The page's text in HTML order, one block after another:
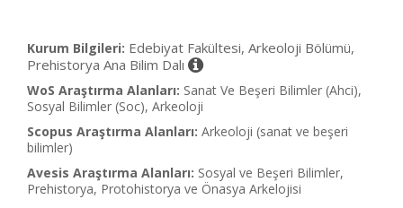
Kurum Bilgileri: Edebiyat Fakültesi, Arkeoloji Bölümü,
Prehistorya Ana Bilim Dalı
WoS Araştırma Alanları: Sanat Ve Beşeri Bilimler (Ahci),
Sosyal Bilimler (Soc), Arkeoloji
Scopus Araştırma Alanları: Arkeoloji (sanat ve beşeri
bilimler)
Avesis Araştırma Alanları: Sosyal ve Beşeri Bilimler,
Prehistorya, Protohistorya ve Önasya Arkelojisi